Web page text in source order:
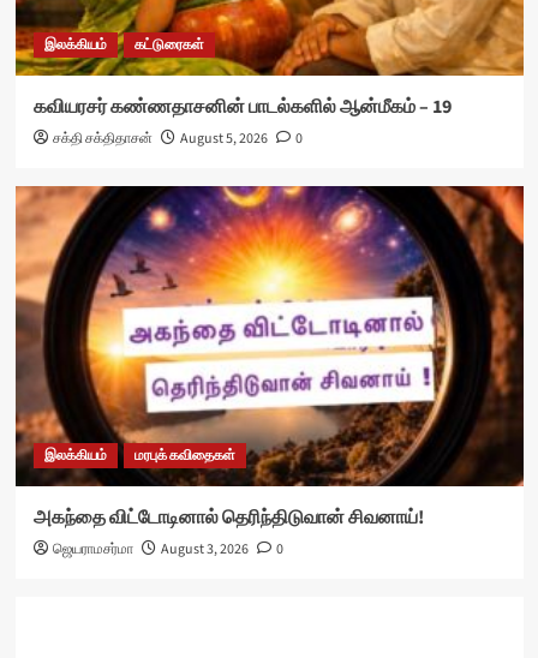
இலக்கியம் கட்டுரைகள்
கவியரசர் கண்ணதாசனின் பாடல்களில் ஆன்மீகம் – 19
சக்தி சக்திதாசன் August 5, 2026 0
இலக்கியம் மரபுக் கவிதைகள்
அகந்தை விட்டோடினால் தெரிந்திடுவான் சிவனாய்!
ஜெயராமசர்மா August 3, 2026 0